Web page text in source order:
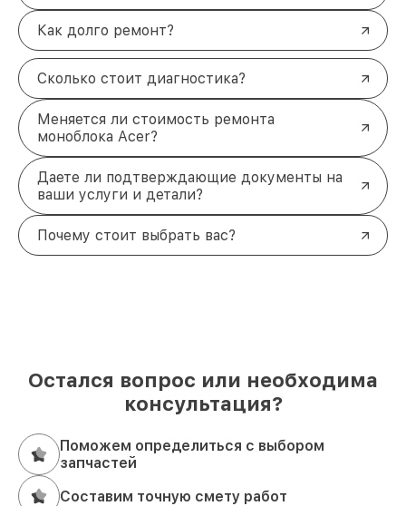
Как долго ремонт?
Сколько стоит диагностика?
Меняется ли стоимость ремонта
моноблока Acer?
Даете ли подтверждающие документы на
ваши услуги и детали?
Почему стоит выбрать вас?
Остался вопрос или необходима
консультация?
Поможем определиться с выбором
запчастей
Составим точную смету работ